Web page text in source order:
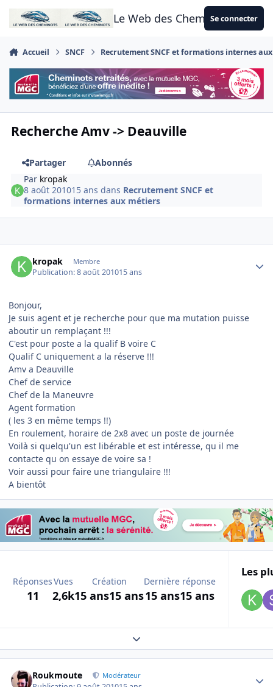
Aller au contenu
Le Web des CheminotsSe connecter
Accueil SNCF Recrutement SNCF et formations internes
Recherche Amv -> Deauville
Partager
Abonnés
Par kropak
8 août 201015 ans dans Recrutement SNCF et
formations internes aux métiers
kropak Membre
Publication:8 août 201015 ans
Bonjour,
Je suis agent et je recherche pour que ma mutation puisse
aboutir un remplaçant !!!
C'est pour poste a la qualif B voire C
Qualif C uniquement a la réserve !!!
Amv a Deauville
Chef de service
Chef de la Maneuvre
Agent formation
( les 3 en même temps !!)
En roulement, horaire de 2x8 avec un poste de journée
Voilà si quelqu'un est libérable et est intéresse, qu il me
contacte qu on essaye de voire sa !
Voir aussi pour faire une triangulaire !!!
A bientôt
Réponses
11
Vues
2,6k
Création
15 ans15 ans
Dernière réponse
15 ans15 ans
Les
Expand topic overview
Roukmoute Modérateur